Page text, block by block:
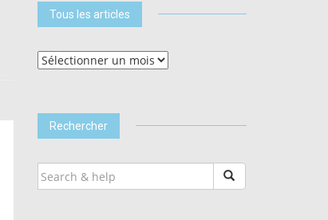
Tous les articles
Tous
les
Rechercher
SEARCH
FOR: